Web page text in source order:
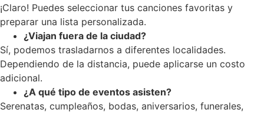
¡Claro! Puedes seleccionar tus canciones favoritas y
preparar una lista personalizada.
¿Viajan fuera de la ciudad?
Sí, podemos trasladarnos a diferentes localidades.
Dependiendo de la distancia, puede aplicarse un costo
adicional.
¿A qué tipo de eventos asisten?
Serenatas, cumpleaños, bodas, aniversarios, funerales,